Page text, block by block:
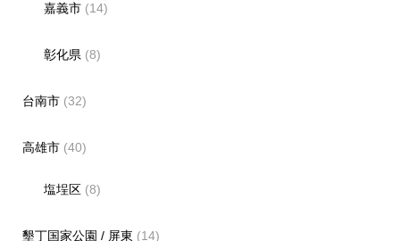
嘉義市 (14)
彰化県 (8)
台南市(32)
高雄市(40)
塩埕区 (8)
墾丁国家公園 / 屏東 (14)